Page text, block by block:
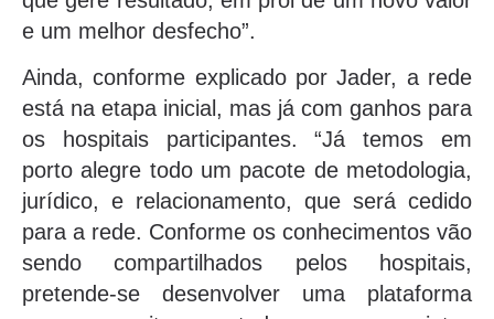
e um melhor desfecho”.
Ainda, conforme explicado por Jader, a rede
está na etapa inicial, mas já com ganhos para
os hospitais participantes. “Já temos em
porto alegre todo um pacote de metodologia,
jurídico, e relacionamento, que será cedido
para a rede. Conforme os conhecimentos vão
sendo compartilhados pelos hospitais,
pretende-se desenvolver uma plataforma